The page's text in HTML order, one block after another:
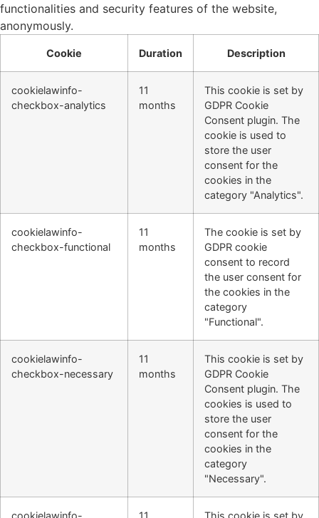
functionalities and security features of the website,
anonymously.
Cookie Duration Description
cookielawinfo-
checkbox-analytics
11
months
This cookie is set by
GDPR Cookie
Consent plugin. The
cookie is used to
store the user
consent for the
cookies in the
category "Analytics".
cookielawinfo-
checkbox-functional
11
months
The cookie is set by
GDPR cookie
consent to record
the user consent for
the cookies in the
category
"Functional".
cookielawinfo-
checkbox-necessary
11
months
This cookie is set by
GDPR Cookie
Consent plugin. The
cookies is used to
store the user
consent for the
cookies in the
category
"Necessary".
cookielawinfo-
11
This cookie is set by